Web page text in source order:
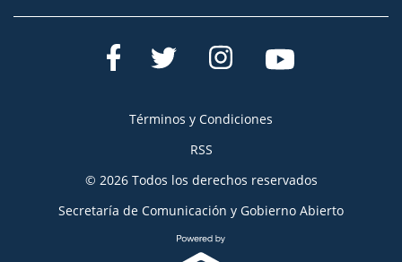
Términos y Condiciones
RSS
© 2026 Todos los derechos reservados
Secretaría de Comunicación y Gobierno Abierto